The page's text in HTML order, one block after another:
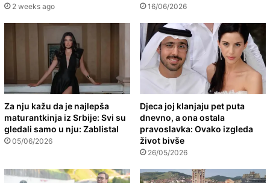
2 weeks ago 16/06/2026
Za nju kažu da je najlepša
maturantkinja iz Srbije: Svi su
gledali samo u nju: Zablistal
05/06/2026
Djeca joj klanjaju pet puta
dnevno, a ona ostala
pravoslavka: Ovako izgleda
život bivše
26/05/2026